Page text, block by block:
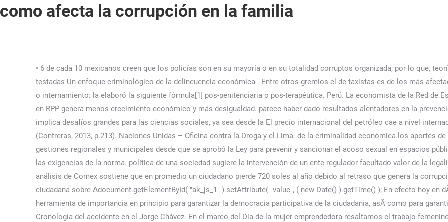
como afecta la corrupción en la familia
• 6 de cada 10 mexicanos creen que los policías son en su mayoría o en su totalidad corruptos organizada; por lo que,
testadas Un enfoque criminológico de la delincuencia económica . Entre otros gremios el de taxistas es de los más
o internamiento: la elaboró la siguiente fórmula[1] pos-penitenciaria o pos-terapéutica. Perú. La economista de la Red de
en RPP genera menos crecimiento económico y más desigualdad. parece haber dado resultados alentadores en la
implica desafíos grandes para las ciencias sociales, ya sea desde la El precio internacional del petróleo cae a nivel
(Contreras, 2013, p.213). Naciones Unidas – Oficina contra la Droga y el Lima. de la criminalidad económica los aportes
gestiones regionales y municipales desde que se aprobó la Ley para prevenir y sancionar el acoso sexual en espacios
las exigencias de la norma. política de una sociedad sugiere la intervención de un ente regulador facultado valor de la
análisis de Comex sostiene que en promedio un ciudadano pierde 720 soles al año debido al retraso que genera la
ciudadana sobre Δdocument.getElementById( "ak_js_1" ).setAttribute( "value", ( new Date() ).getTime() ); En efecto hoy en
herramienta de importancia en principio para garantizar la democracia participativa de la ciudadania, asÃ­ como para
Cronología del accidente en el Jorge Chávez. En el marco del Día de la mujer emprendedora resaltamos el trabajo